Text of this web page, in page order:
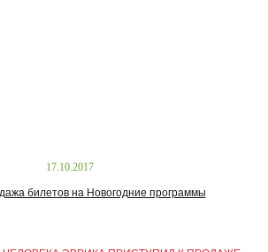
17.10.2017
билетов на Новогодние программы